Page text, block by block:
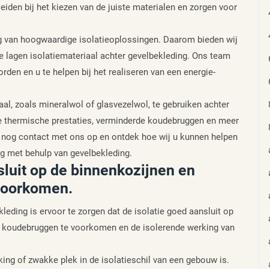
bij het kiezen van de juiste materialen en zorgen voor
hoogwaardige isolatieoplossingen. Daarom bieden wij
lagen isolatiemateriaal achter gevelbekleding. Ons team
en u te helpen bij het realiseren van een energie-
zoals mineralwol of glasvezelwol, te gebruiken achter
prestaties, verminderde koudebruggen en meer
contact met ons op en ontdek hoe wij u kunnen helpen
met behulp van gevelbekleding.
op de binnenkozijnen en
is ervoor te zorgen dat de isolatie goed aansluit op
te voorkomen en de isolerende werking van
of zwakke plek in de isolatieschil van een gebouw is.